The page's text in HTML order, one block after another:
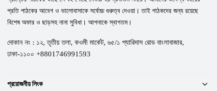
প্রতি পাঠকের আবেগ ও ভালোবাসাকে সর্বোচ্চ গুরুত্ব দেওয়া। তাই পাঠকদের জন্য রয়েছে
বিশেষ অফার ও ছাড়সহ নানা সুবিধা। আপনাকে স্বাগতম।
দোকান নং : ১২, তৃতীয় তলা, কওমী মার্কেট, ৬৫/১ প্যারিদাস রোড বাংলাবাজার,
ঢাকা-১১০০ +8801746991593
প্রয়োজনীয় লিংক